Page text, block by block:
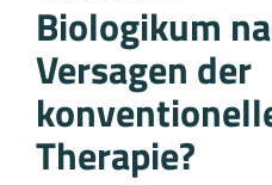
Biologikum
Versagen der
Therapie?